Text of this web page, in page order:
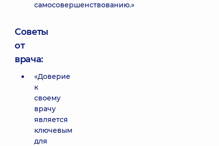
самосовершенствованию.»
Советы
от
врача:
«Доверие
к
своему
врачу
является
ключевым
для